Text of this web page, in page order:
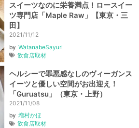
スイーツなのに栄養満点！ロースイー
ツ専門店「Maple Raw」【東京・三
田】
2021/11/12
by WatanabeSayuri
飲食店取材
ヘルシーで罪悪感なしのヴィーガンス
イーツと優しい空間がお出迎え！
「Guruatsu」（東京・上野）
2021/11/08
by 増村かほ
飲食店取材